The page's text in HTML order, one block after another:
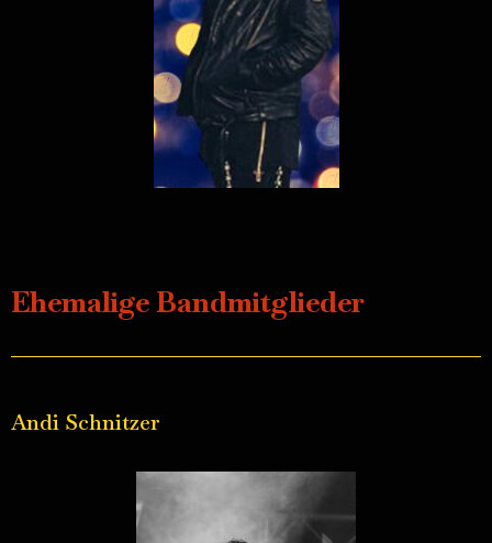
Ehemalige Bandmitglieder
Andi Schnitzer